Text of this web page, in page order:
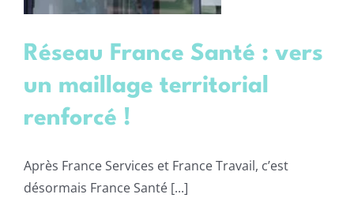
Réseau France Santé : vers
un maillage territorial
renforcé !
Après France Services et France Travail, c’est
désormais France Santé [...]